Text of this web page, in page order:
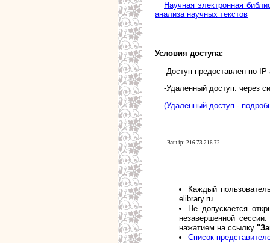
Научная электронная
анализа научных текстов
Условия доступа:
-Доступ предоставлен по
-Удаленный доступ: через
(Удаленный доступ -
Ваш ip: 216.73.216.72
Каждый
elibrary.ru.
Не допускается
незавершенной
нажатием на ссылку
Список